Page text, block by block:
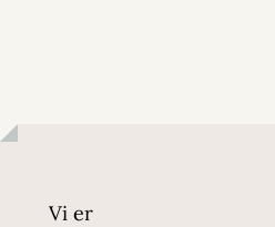
Vi er